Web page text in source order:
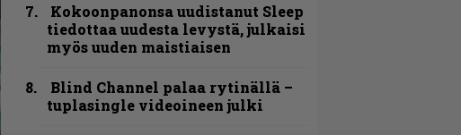
Kokoonpanonsa uudistanut Sleep
tiedottaa uudesta levystä, julkaisi
myös uuden maistiaisen
Blind Channel palaa rytinällä –
tuplasingle videoineen julki